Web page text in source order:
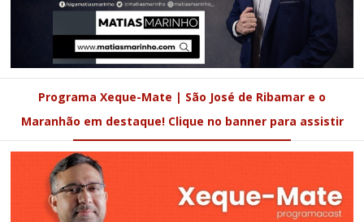
Programa Xeque-Mate | São José de Ribamar e o
Maranhão em destaque! Clique no banner para assistir